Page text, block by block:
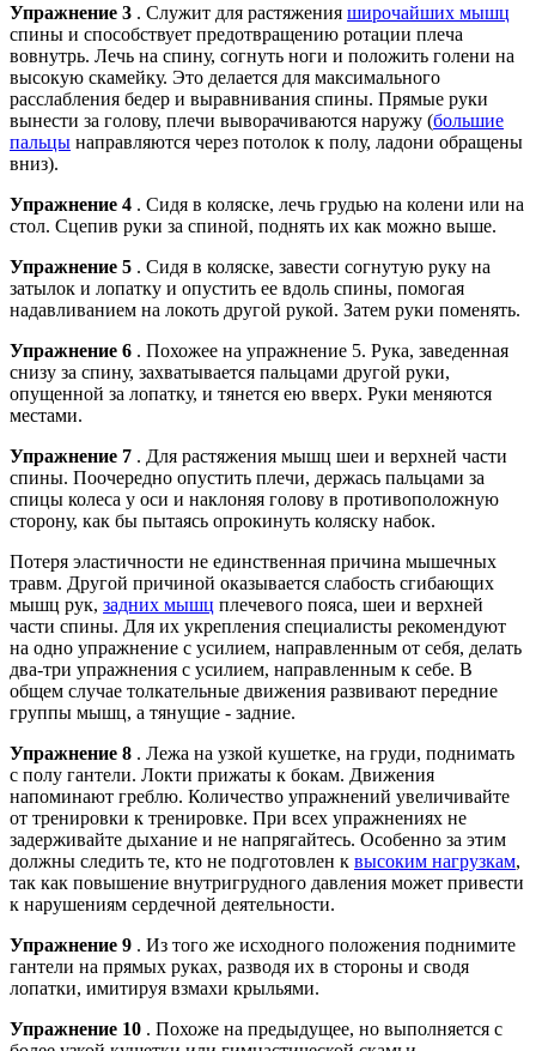
Упражнение 3 . Служит для растяжения широчайших мышц
спины и способствует предотвращению ротации плеча
вовнутрь. Лечь на спину, согнуть ноги и положить голени на
высокую скамейку. Это делается для максимального
расслабления бедер и выравнивания спины. Прямые руки
вынести за голову, плечи выворачиваются наружу (большие
пальцы направляются через потолок к полу, ладони обращены
вниз).
Упражнение 4 . Сидя в коляске, лечь грудью на колени или на
стол. Сцепив руки за спиной, поднять их как можно выше.
Упражнение 5 . Сидя в коляске, завести согнутую руку на
затылок и лопатку и опустить ее вдоль спины, помогая
надавливанием на локоть другой рукой. Затем руки поменять.
Упражнение 6 . Похожее на упражнение 5. Рука, заведенная
снизу за спину, захватывается пальцами другой руки,
опущенной за лопатку, и тянется ею вверх. Руки меняются
местами.
Упражнение 7 . Для растяжения мышц шеи и верхней части
спины. Поочередно опустить плечи, держась пальцами за
спицы колеса у оси и наклоняя голову в противоположную
сторону, как бы пытаясь опрокинуть коляску набок.
Потеря эластичности не единственная причина мышечных
травм. Другой причиной оказывается слабость сгибающих
мышц рук, задних мышц плечевого пояса, шеи и верхней
части спины. Для их укрепления специалисты рекомендуют
на одно упражнение с усилием, направленным от себя, делать
два-три упражнения с усилием, направленным к себе. В
общем случае толкательные движения развивают передние
группы мышц, а тянущие - задние.
Упражнение 8 . Лежа на узкой кушетке, на груди, поднимать
с полу гантели. Локти прижаты к бокам. Движения
напоминают греблю. Количество упражнений увеличивайте
от тренировки к тренировке. При всех упражнениях не
задерживайте дыхание и не напрягайтесь. Особенно за этим
должны следить те, кто не подготовлен к высоким нагрузкам,
так как повышение внутригрудного давления может привести
к нарушениям сердечной деятельности.
Упражнение 9 . Из того же исходного положения поднимите
гантели на прямых руках, разводя их в стороны и сводя
лопатки, имитируя взмахи крыльями.
Упражнение 10 . Похоже на предыдущее, но выполняется с